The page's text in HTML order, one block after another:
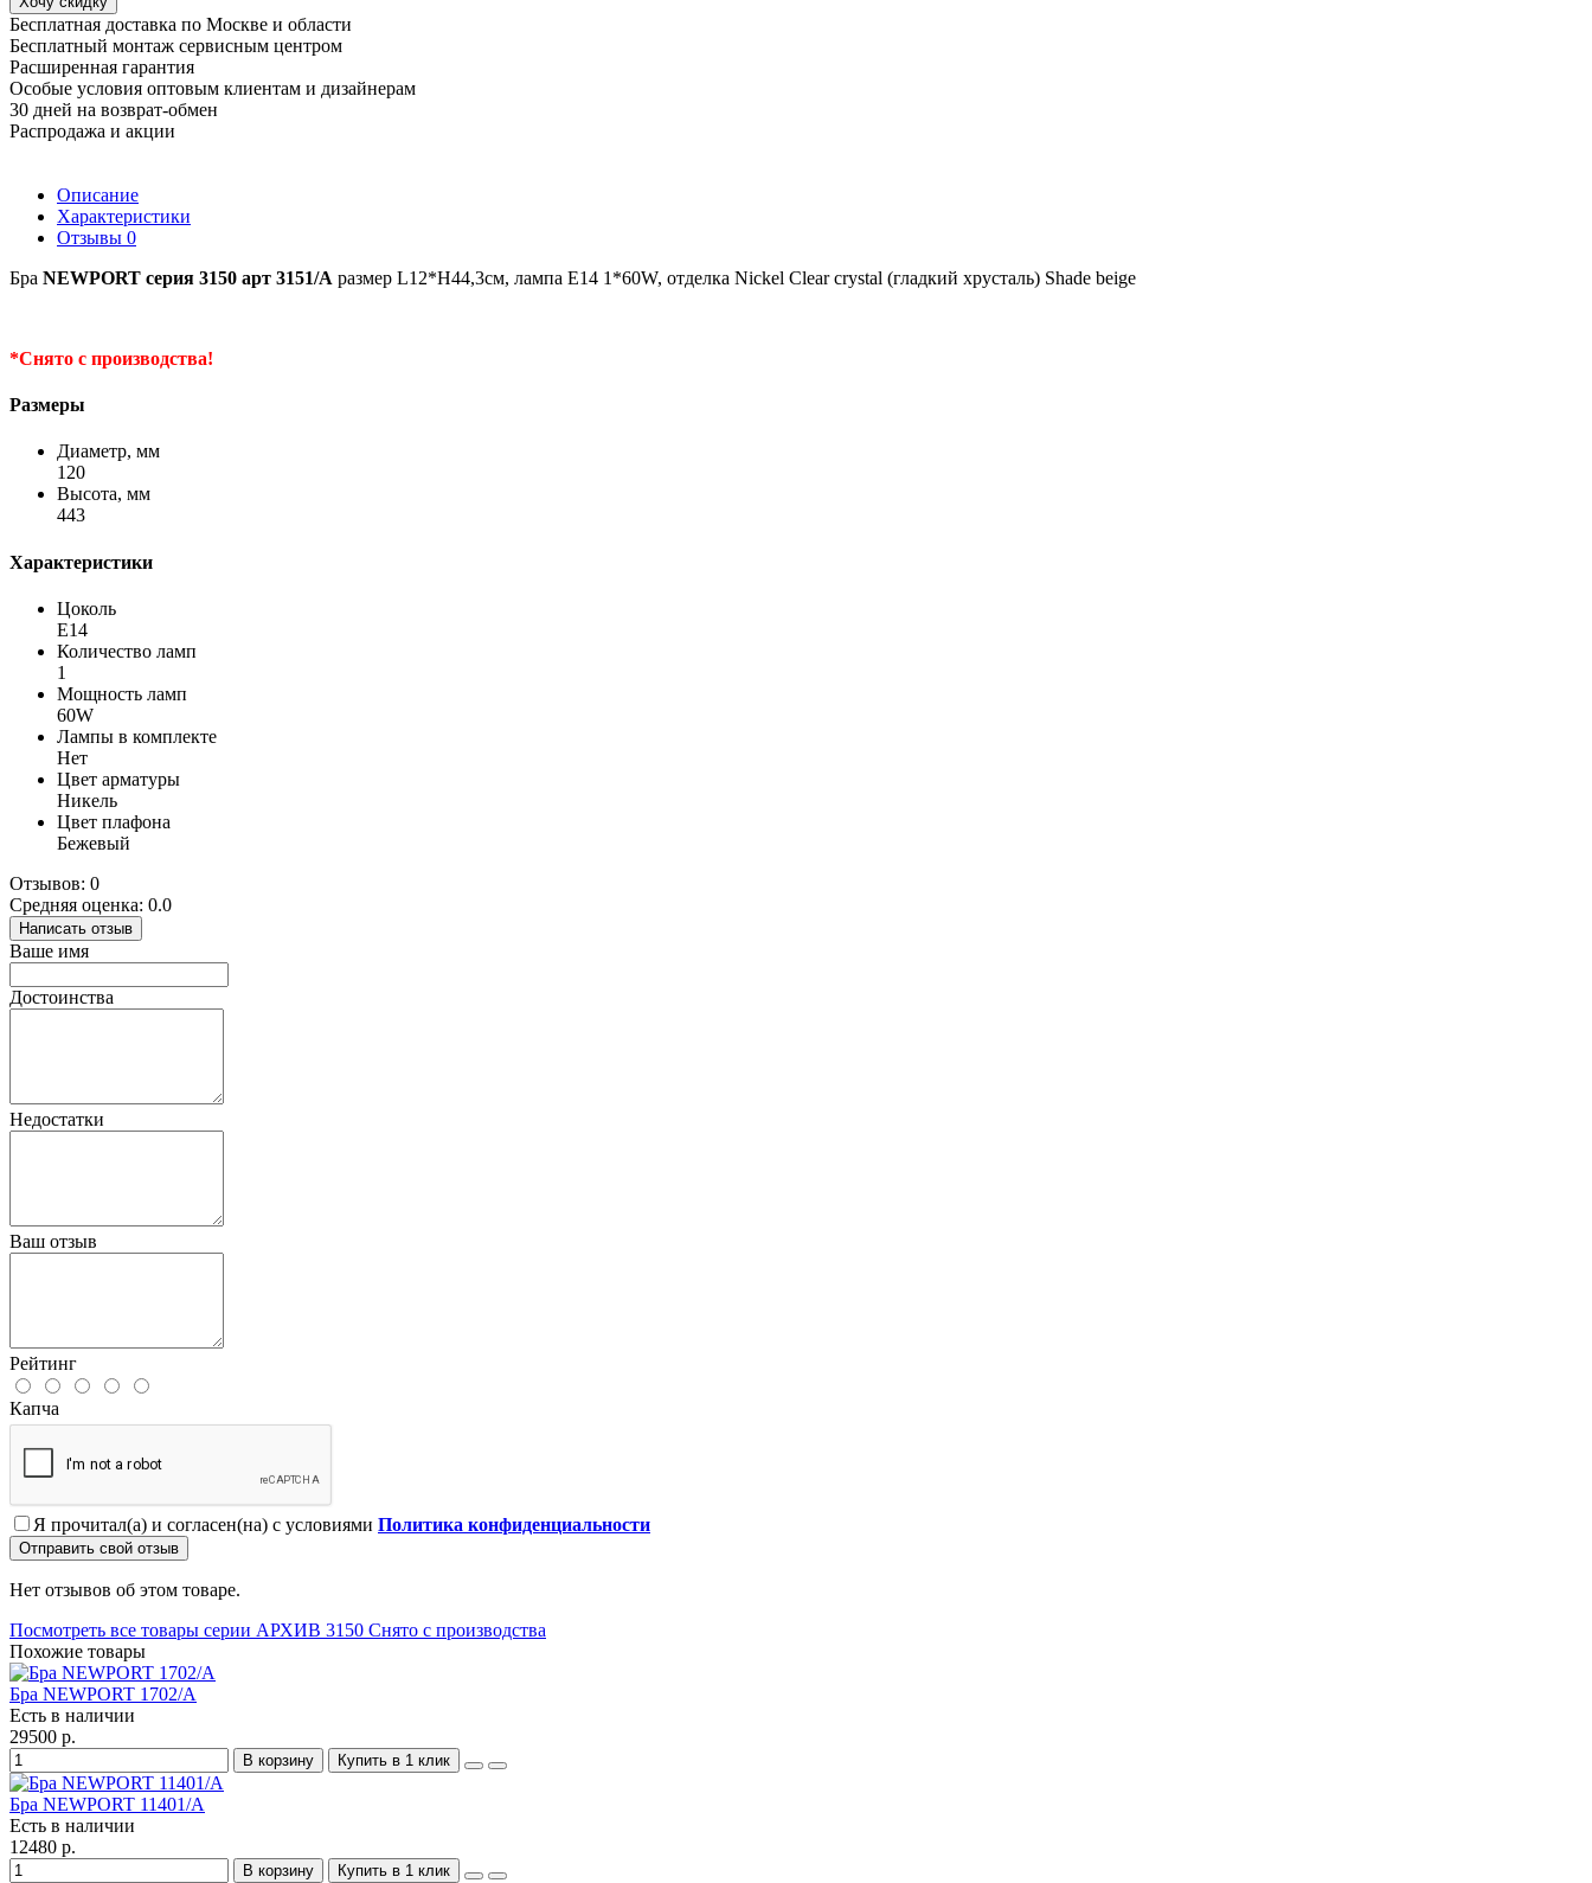
Бесплатная доставка по Москве и области
Бесплатный монтаж сервисным центром
Расширенная гарантия
Особые условия оптовым клиентам и дизайнерам
30 дней на возврат-обмен
Распродажа и акции
Описание
Характеристики
Отзывы 0
Бра NEWPORT серия 3150 арт 3151/A размер L12*H44,3см, лампа E14 1*60W, отделка Nickel Clear crystal (гладкий хрусталь) Shade beige
*Снято с производства!
Размеры
Диаметр, мм
120
Высота, мм
443
Характеристики
Цоколь
Е14
Количество ламп
1
Мощность ламп
60W
Лампы в комплекте
Нет
Цвет арматуры
Никель
Цвет плафона
Бежевый
Отзывов: 0
Средняя оценка: 0.0
Написать отзыв
Ваше имя
Достоинства
Недостатки
Ваш отзыв
Рейтинг
Капча
Я прочитал(а) и согласен(на) с условиями Политика конфиденциальности
Отправить свой отзыв
Нет отзывов об этом товаре.
Посмотреть все товары серии АРХИВ 3150 Снято с производства
Похожие товары
Бра NEWPORT 1702/A
Есть в наличии
29500 р.
В корзину Купить в 1 клик
Бра NEWPORT 11401/A
Есть в наличии
12480 р.
В корзину Купить в 1 клик